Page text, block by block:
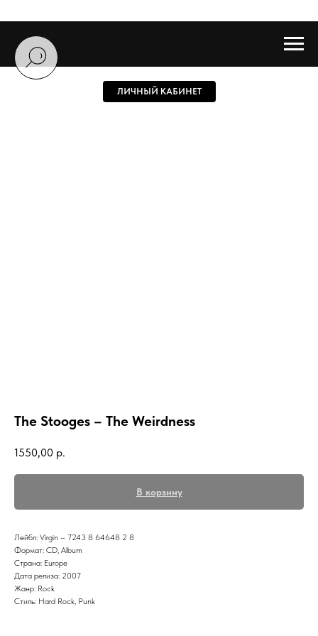
ЛИЧНЫЙ КАБИНЕТ
The Stooges – The Weirdness
1550,00 р.
В корзину
Лейбл: Virgin – 7243 8 64648 2 8
Формат: CD, Album
Страна: Europe
Дата релиза: 2007
Жанр: Rock
Стиль: Hard Rock, Punk